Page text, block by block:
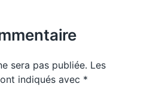
sera pas publiée. Les
indiqués avec *